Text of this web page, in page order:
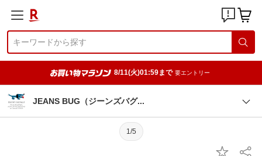
8/11(火)01:59まで 要エントリー
JEANS BUG（ジーンズバグ
1/5